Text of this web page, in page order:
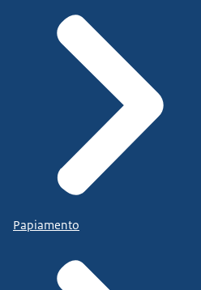
Papiamento